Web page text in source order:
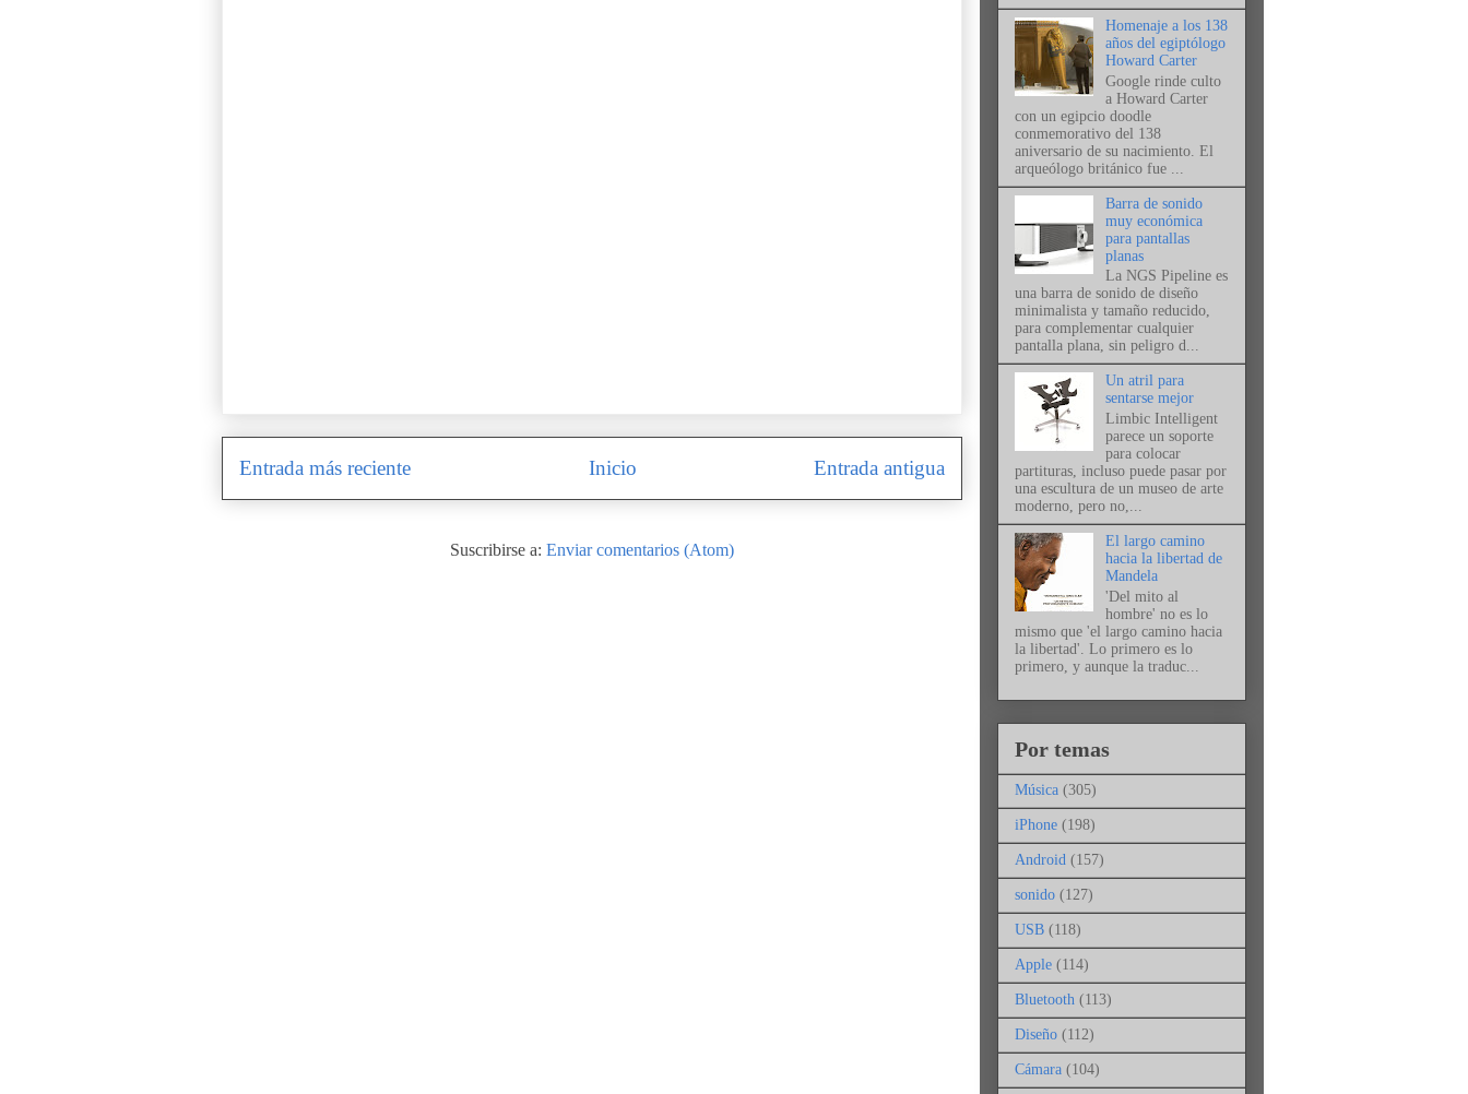
Entrada más reciente Entrada antigua
Inicio
Suscribirse a: Enviar comentarios (Atom)
Homenaje a los 138
años del egiptólogo
Howard Carter
Google rinde culto
a Howard Carter
con un egipcio doodle
conmemorativo del 138
aniversario de su nacimiento. El
arqueólogo británico fue ...
Barra de sonido
muy económica
para pantallas
planas
La NGS Pipeline es
una barra de sonido de diseño
minimalista y tamaño reducido,
para complementar cualquier
pantalla plana, sin peligro d...
Un atril para
sentarse mejor
Limbic Intelligent
parece un soporte
para colocar
partituras, incluso puede pasar por
una escultura de un museo de arte
moderno, pero no,...
El largo camino
hacia la libertad de
Mandela
'Del mito al
hombre' no es lo
mismo que 'el largo camino hacia
la libertad'. Lo primero es lo
primero, y aunque la traduc...
Por temas
Música (305)
iPhone (198)
Android (157)
sonido (127)
USB (118)
Apple (114)
Bluetooth (113)
Diseño (112)
Cámara (104)